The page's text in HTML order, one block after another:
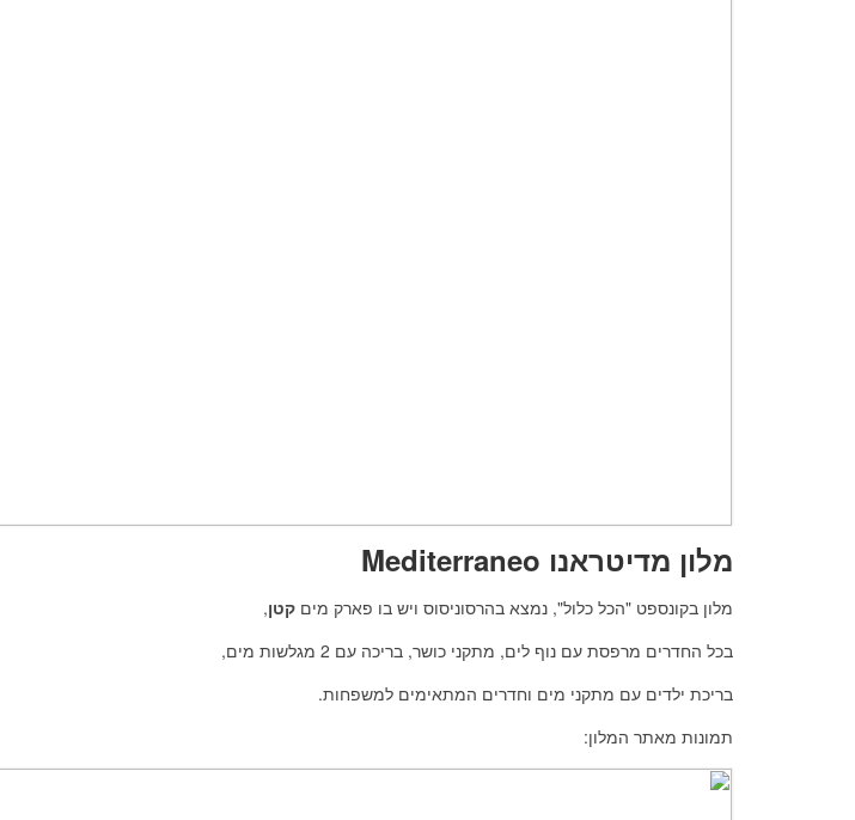
מלון מדיטראנו Mediterraneo
מלון בקונספט "הכל כלול", נמצא בהרסוניסוס ויש בו פארק מים קטן,
בכל החדרים מרפסת עם נוף לים, מתקני כושר, בריכה עם 2 מגלשות מים,
בריכת ילדים עם מתקני מים וחדרים המתאימים למשפחות.
תמונות מאתר המלון: